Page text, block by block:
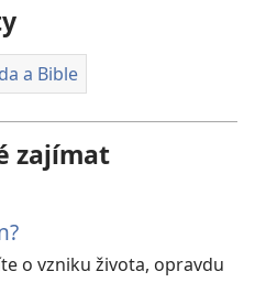
a Bible
zajímat
o vzniku života, opravdu